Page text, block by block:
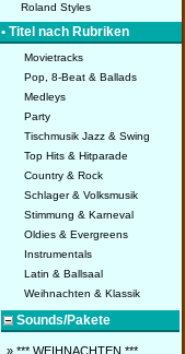
Roland Styles
• Titel nach Rubriken
Movietracks
Pop, 8-Beat & Ballads
Medleys
Party
Tischmusik Jazz & Swing
Top Hits & Hitparade
Country & Rock
Schlager & Volksmusik
Stimmung & Karneval
Oldies & Evergreens
Instrumentals
Latin & Ballsaal
Weihnachten & Klassik
Sounds/Pakete
» *** WEIHNACHTEN ***